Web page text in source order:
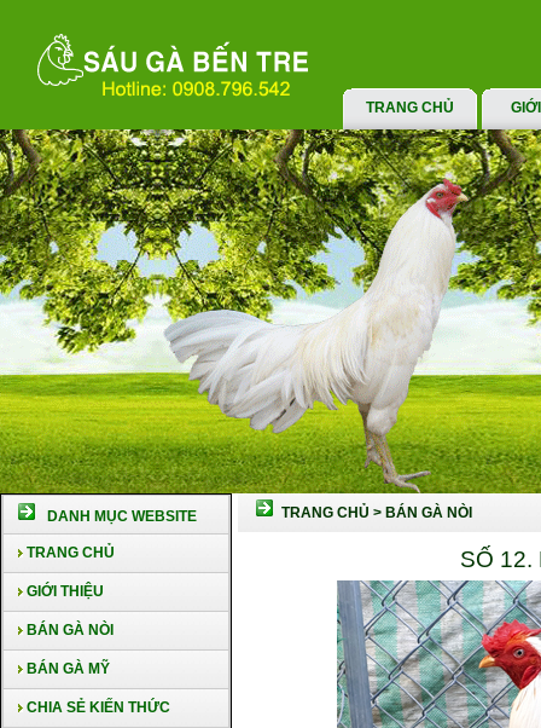
TRANG CHỦ
DANH MỤC WEBSITE
TRANG CHỦ
GIỚI THIỆU
BÁN GÀ NÒI
BÁN GÀ MỸ
CHIA SẺ KIẾN THỨC
TRANG CHỦ > BÁN GÀ NÒI
SỐ 12.